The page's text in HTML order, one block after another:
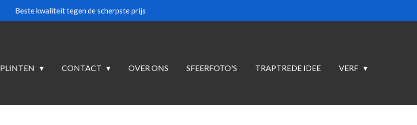
Beste kwaliteit tegen de scherpste prijs
PLINTEN CONTACT OVER ONS SFEERFOTO'S TRAPTREDE IDEE VERF